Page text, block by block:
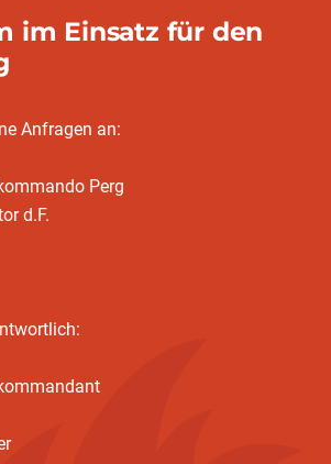
im Einsatz für den
Anfragen an:
Perg
d.F.